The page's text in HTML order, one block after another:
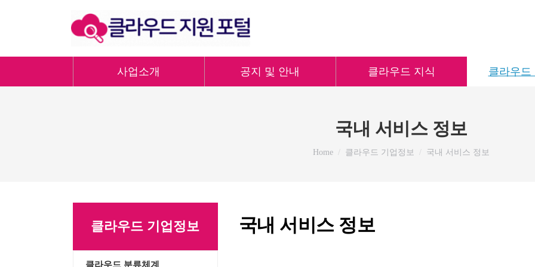
사업소개 공지 및 안내 클라우드 지식 클라우드
국내 서비스 정보
You are here:
Home 클라우드 기업정보 국내 서비스 정보
국내 서비스 정보
클라우드 기업정보
클라우드 분류체계